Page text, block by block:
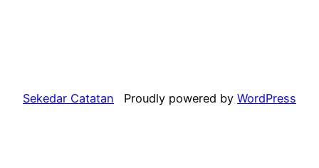
Sekedar Catatan Proudly powered by WordPress